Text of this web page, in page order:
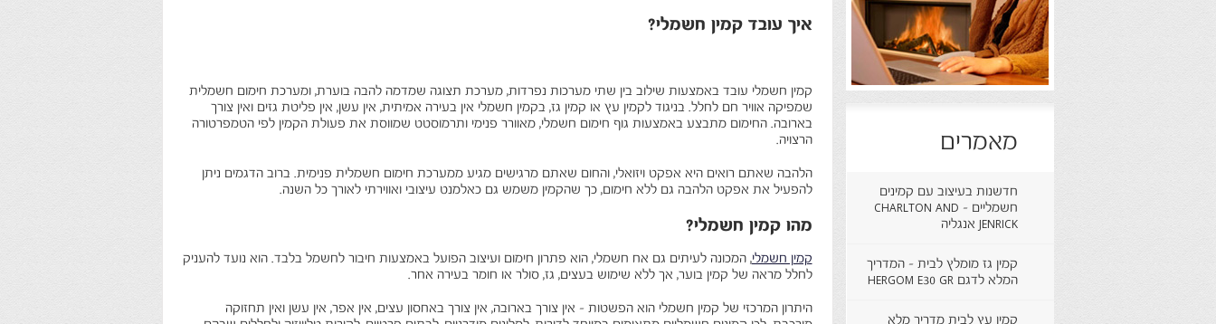
איך עובד קמין חשמלי?
קמין חשמלי עובד באמצעות שילוב בין שתי מערכות נפרדות, מערכת תצוגה שמדמה להבה בוערת, ומערכת חימום חשמלית
שמפיקה אוויר חם לחלל. בניגוד לקמין עץ או קמין גז, בקמין חשמלי אין בעירה אמיתית, אין עשן, אין פליטת גזים ואין צורך
בארובה. החימום מתבצע באמצעות גוף חימום חשמלי, מאוורר פנימי ותרמוסטט שמווסת את פעולת הקמין לפי הטמפרטורה
הרצויה.
הלהבה שאתם רואים היא אפקט ויזואלי, והחום שאתם מרגישים מגיע ממערכת חימום חשמלית פנימית. ברוב הדגמים ניתן
להפעיל את אפקט הלהבה גם ללא חימום, כך שהקמין משמש גם כאלמנט עיצובי ואווירתי לאורך כל השנה.
מהו קמין חשמלי?
קמין חשמלי, המכונה לעיתים גם אח חשמלי, הוא פתרון חימום ועיצוב הפועל באמצעות חיבור לחשמל בלבד. הוא נועד להעניק
לחלל מראה של קמין בוער, אך ללא שימוש בעצים, גז, סולר או חומר בעירה אחר.
היתרון המרכזי של קמין חשמלי הוא הפשטות - אין צורך בארובה, אין צורך באחסון עצים, אין אפר, אין עשן ואין תחזוקה
מאמרים
חדשנות בעיצוב עם קמינים
חשמליים - CHARLTON AND
JENRICK אנגליה
קמין גז מומלץ לבית - המדריך
המלא לדגם HERGOM E30 GR
קמין עץ לבית מדריך מלא